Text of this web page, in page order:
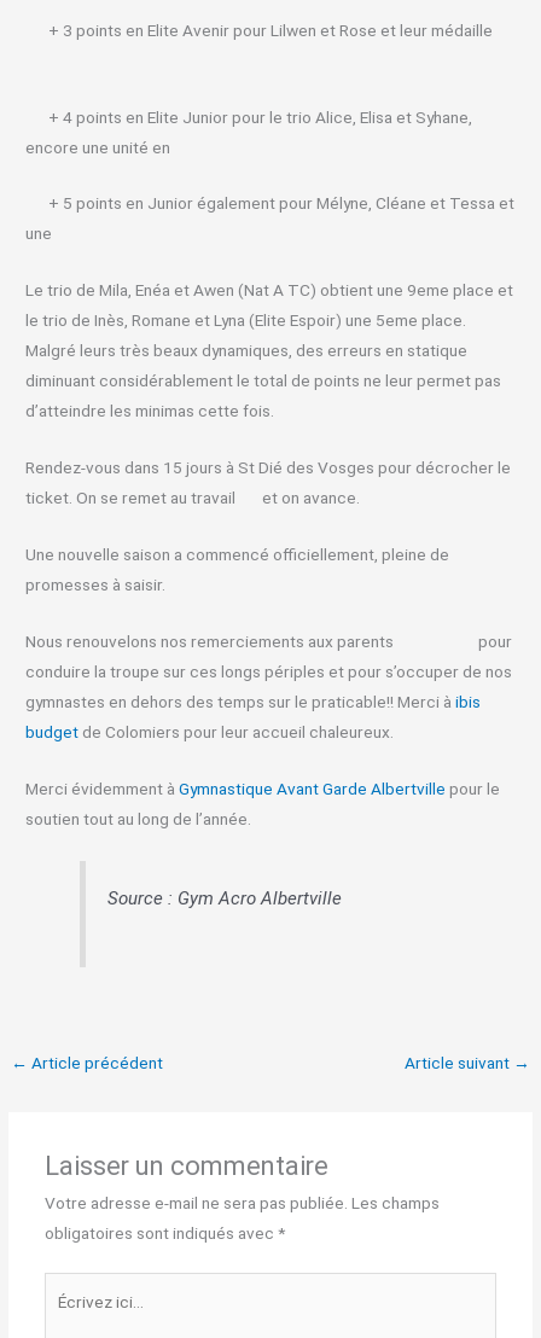
+ 3 points en Elite Avenir pour Lilwen et Rose et leur médaille
+ 4 points en Elite Junior pour le trio Alice, Elisa et Syhane,
encore une unité en
+ 5 points en Junior également pour Mélyne, Cléane et Tessa et
une
Le trio de Mila, Enéa et Awen (Nat A TC) obtient une 9eme place et
le trio de Inès, Romane et Lyna (Elite Espoir) une 5eme place.
Malgré leurs très beaux dynamiques, des erreurs en statique
diminuant considérablement le total de points ne leur permet pas
d’atteindre les minimas cette fois.
Rendez-vous dans 15 jours à St Dié des Vosges pour décrocher le
ticket. On se remet au travail
et on avance.
Une nouvelle saison a commencé officiellement, pleine de
promesses à saisir.
Nous renouvelons nos remerciements aux parents
pour
conduire la troupe sur ces longs périples et pour s’occuper de nos
gymnastes en dehors des temps sur le praticable!! Merci àibis
budget de Colomiers pour leur accueil chaleureux.
Merci évidemment àGymnastique Avant Garde Albertville pour le
soutien tout au long de l’année.
Source : Gym Acro Albertville
← Article précédent Article suivant →
Laisser un commentaire
Votre adresse e-mail ne sera pas publiée. Les champs
obligatoires sont indiqués avec *